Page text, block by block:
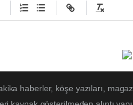
haberler, köşe yazıları,